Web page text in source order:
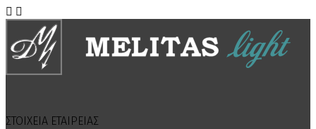
 
ΣΤΟΙΧΕΙΑ ΕΤΑΙΡΕΙΑΣ